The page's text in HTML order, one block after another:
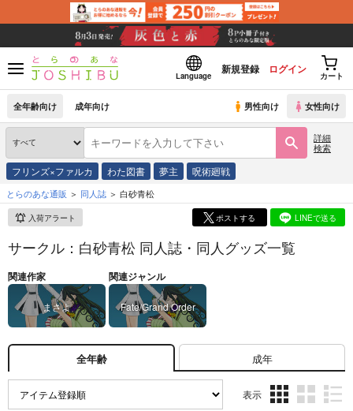
Language
新規登録 ログイン
カート
全年齢向け 成年向け 男性向け 女性向け
詳細
検索
フリンズ×ファルカ わた図書 夢主 呪術廻戦
とらのあな通販 同人誌 白砂青松
入荷アラート ポストする LINEで送る
サークル：白砂青松 同人誌・同人グッズ一覧
関連作家
まさよ
関連ジャンル
Fate/Grand Order
全年齢 成年
表示